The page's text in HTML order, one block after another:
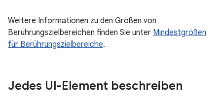
Weitere Informationen zu den Größen von
Berührungszielbereichen finden Sie unter Mindestgrößen
für Berührungszielbereiche.
Jedes UI-Element beschreiben